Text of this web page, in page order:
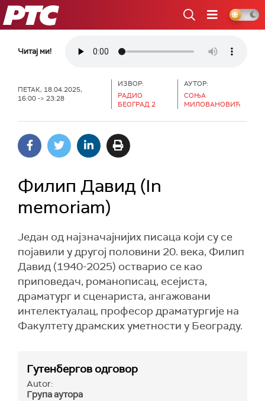
РТС
Читај ми!
ПЕТАК, 18.04.2025,
16:00 -> 23:28
ИЗВОР:
РАДИО
БЕОГРАД 2
АУТОР:
СОЊА
МИЛОВАНОВИЋ
Филип Давид (In
memoriam)
Један од најзначајнијих писаца који су се
појавили у другој половини 20. века, Филип
Давид (1940-2025) остварио се као
приповедач, романописац, есејиста,
драматург и сценариста, ангажовани
интелектуaлац, професор драматургије на
Факултету драмских уметности у Београду.
Гутенбергов одговор
Autor:
Група аутора